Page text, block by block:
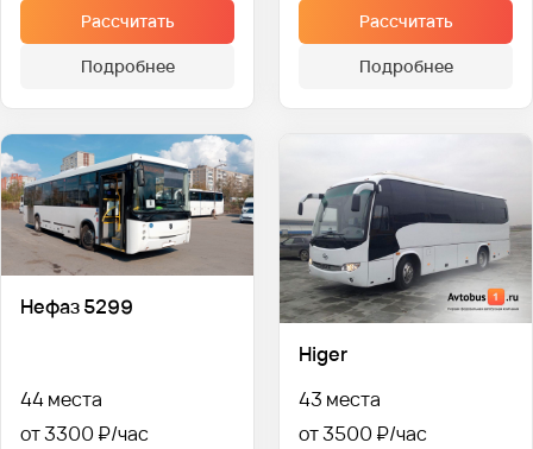
Рассчитать
Подробнее
Рассчитать
Подробнее
Нефаз 5299
44 места
от 3300 ₽
Higer
43 места
от 3500 ₽